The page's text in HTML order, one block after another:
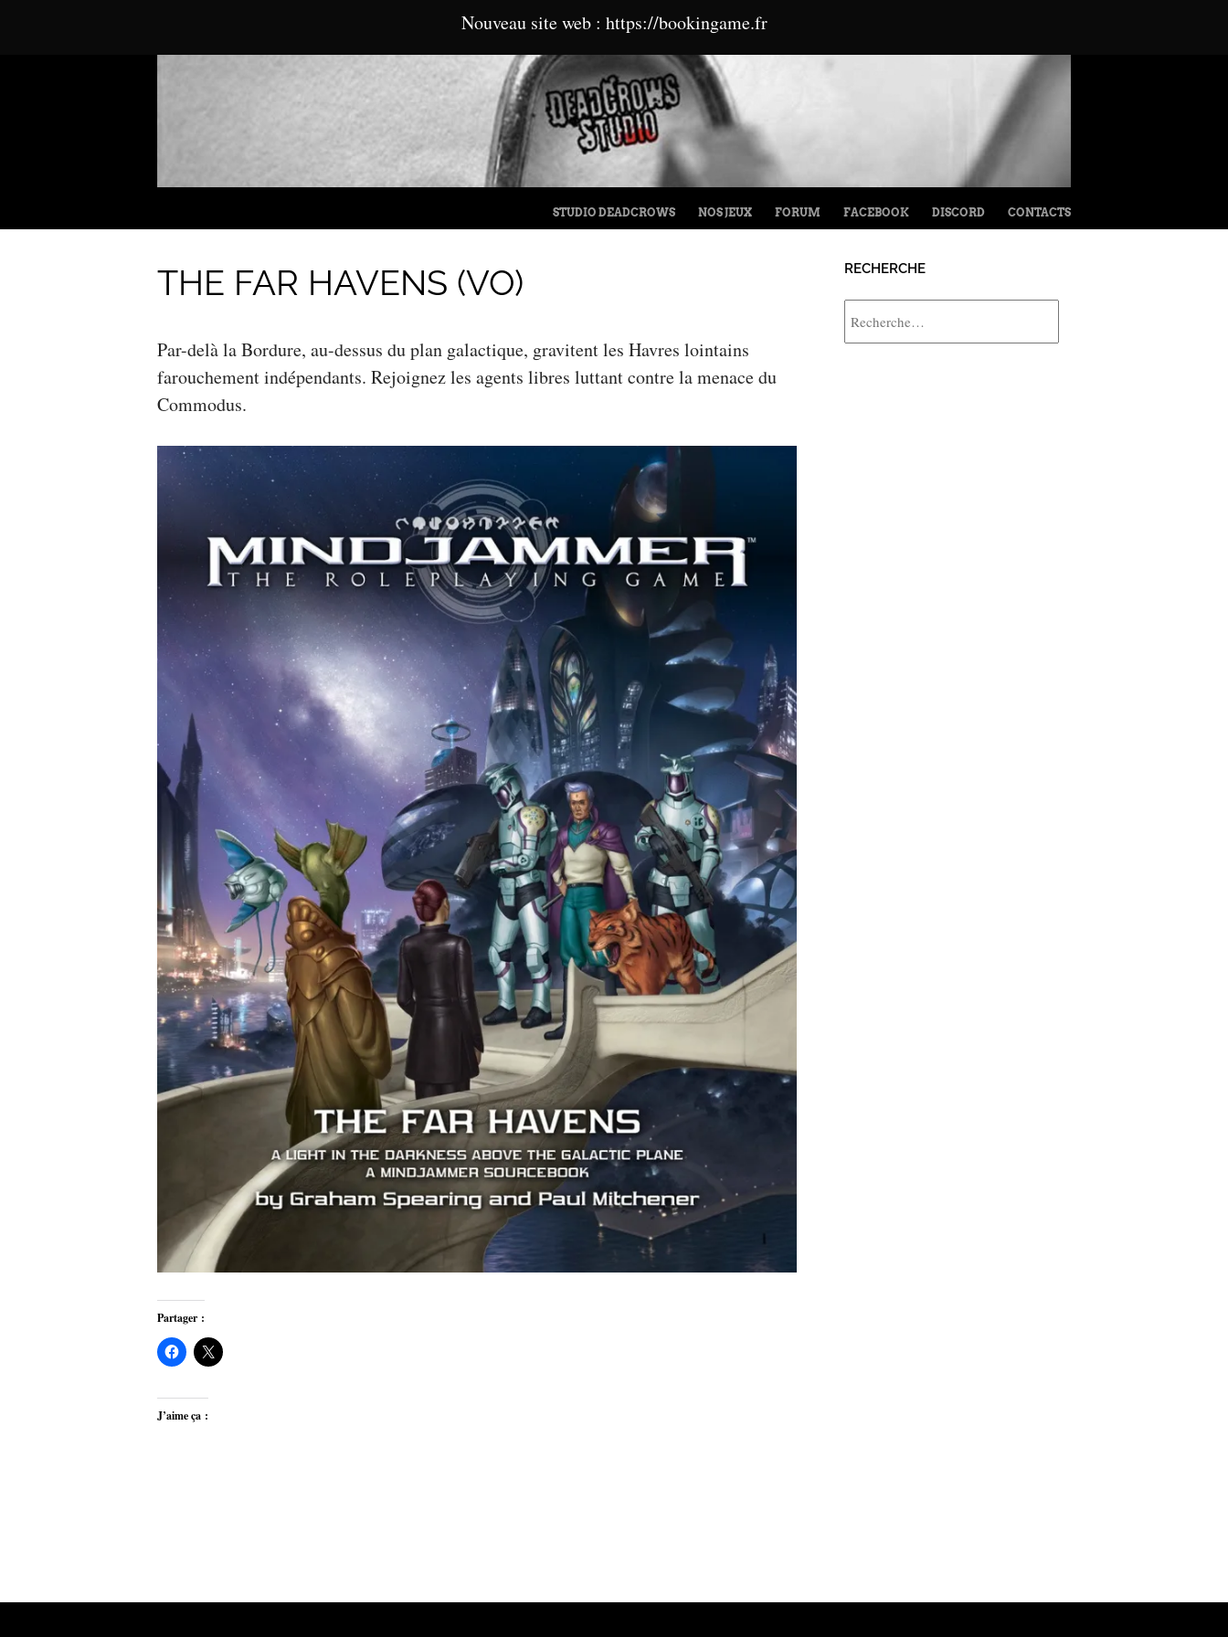
MENU
ALLER AU CONTENU
STUDIO DEADCROWS NOS JEUX FORUM FACEBOOK DISCORD CONTACTS
THE FAR HAVENS (VO)
Par-delà la Bordure, au-dessus du plan galactique, gravitent les Havres lointains
farouchement indépendants. Rejoignez les agents libres luttant contre la menace du
Commodus.
Partager :
J’aime ça :
RECHERCHE
Nouveau site web : https://bookingame.fr